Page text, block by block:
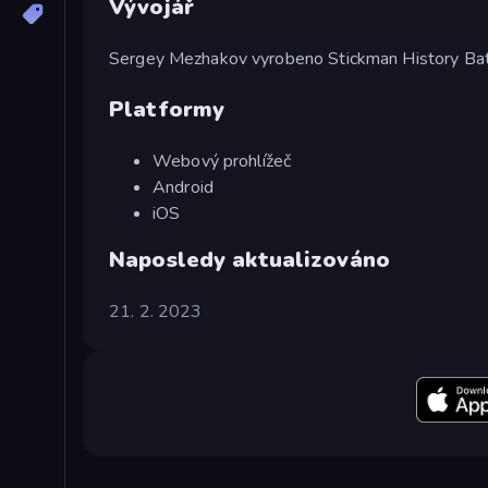
Vývojář
Sergey Mezhakov vyrobeno Stickman History
Platformy
Webový prohlížeč
Android
iOS
Naposledy aktualizováno
21. 2. 2023